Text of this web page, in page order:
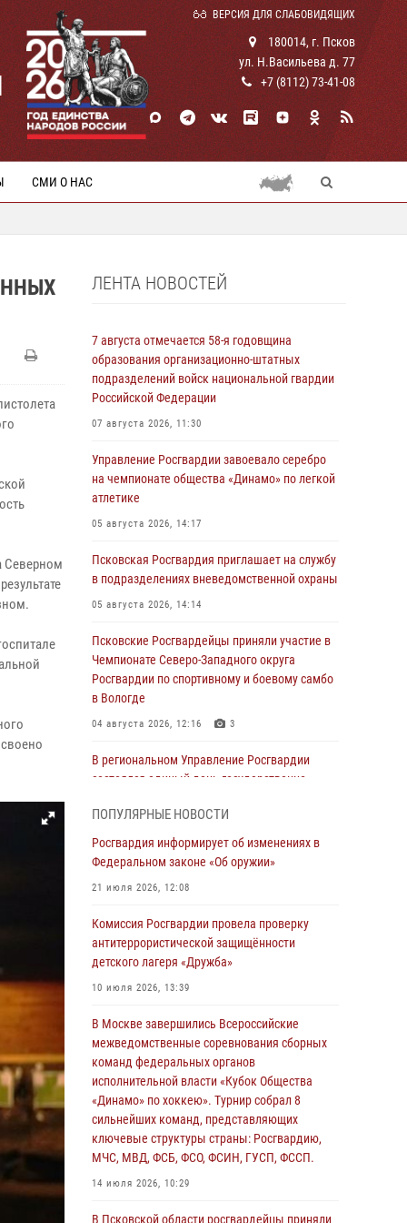
ВЕРСИЯ ДЛЯ СЛАБОВИДЯЩИХ
180014, г. Псков
ул. Н.Васильева д. 77
+7 (8112) 73-41-08
СМИ О НАС
Северном
ЛЕНТА НОВОСТЕЙ
7 августа отмечается 58-я годовщина
образования организационно-штатных
подразделений войск национальной гвардии
Российской Федерации
07 августа 2026, 11:30
Управление Росгвардии завоевало серебро
на чемпионате общества «Динамо» по легкой
атлетике
05 августа 2026, 14:17
Псковская Росгвардия приглашает на службу
в подразделениях вневедомственной охраны
05 августа 2026, 14:14
Псковские Росгвардейцы приняли участие в
Чемпионате Северо-Западного округа
Росгвардии по спортивному и боевому самбо
в Вологде
04 августа 2026, 12:16 3
В региональном Управление Росгвардии
состоялся единый день государственно-
Генерал-полковник Юрий Аверин выступил на
смыслов»
03 августа 2026, 17:21
03 августа 2026, 14:10
Росгвардейцы принимают участие в
обеспечении общественной безопасности во
время празднования Дня ВДВ
02 августа 2026, 13:28
За минувшие сутки Псковские росгвардейцы
выезжали два раза на улицу Труда
ПОПУЛЯРНЫЕ НОВОСТИ
Росгвардия информирует об изменениях в
Федеральном законе «Об оружии»
21 июля 2026, 12:08
Комиссия Росгвардии провела проверку
антитеррористической защищённости
детского лагеря «Дружба»
10 июля 2026, 13:39
В Москве завершились Всероссийские
межведомственные соревнования сборных
команд федеральных органов
исполнительной власти «Кубок Общества
«Динамо» по хоккею». Турнир собрал 8
сильнейших команд, представляющих
ключевые структуры страны: Росгвардию,
МЧС, МВД, ФСБ, ФСО, ФСИН, ГУСП, ФССП.
14 июля 2026, 10:29
В Псковской области росгвардейцы приняли